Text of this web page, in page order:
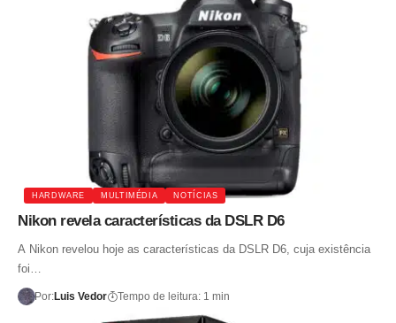
HARDWARE MULTIMÉDIA NOTÍCIAS
Nikon revela características da DSLR D6
A Nikon revelou hoje as características da DSLR D6, cuja existência
foi…
Por:Luis Vedor Tempo de leitura: 1 min